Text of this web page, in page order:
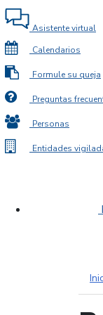
Asistente virtual
Calendarios
Formule su queja
Preguntas
Personas
Entidades